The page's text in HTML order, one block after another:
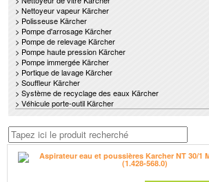
> Nettoyeur vapeur Kärcher
> Polisseuse Kärcher
> Pompe d'arrosage Kärcher
> Pompe de relevage Kärcher
> Pompe haute pression Kärcher
> Pompe immergée Kärcher
> Portique de lavage Kärcher
> Souffleur Kärcher
> Système de recyclage des eaux Kärcher
> Véhicule porte-outil Kärcher